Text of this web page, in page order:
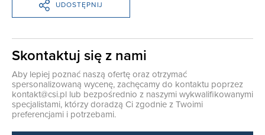
UDOSTĘPNIJ
Skontaktuj się z nami
Aby lepiej poznać naszą ofertę oraz otrzymać
spersonalizowaną wycenę, zachęcamy do kontaktu poprzez
kontakt@csi.pl lub bezpośrednio z naszymi wykwalifikowanymi
specjalistami, którzy doradzą Ci zgodnie z Twoimi
preferencjami i potrzebami.